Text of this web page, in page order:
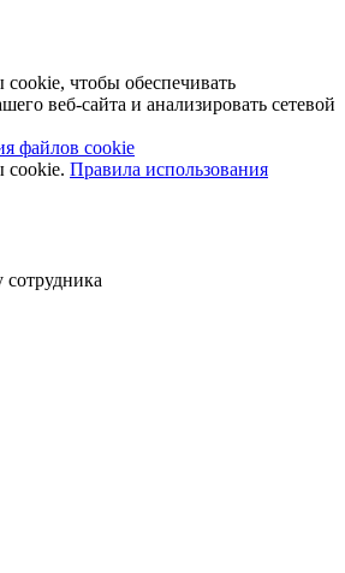
чтобы обеспечивать
веб-сайта и анализировать сетевой
файлов cookie
cookie. Правила использования